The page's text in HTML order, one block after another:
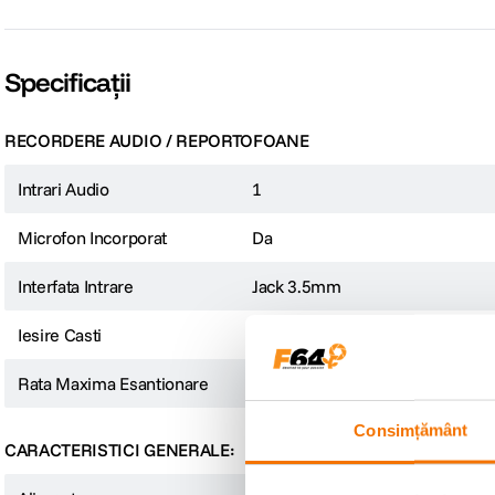
Consimțământ
Specificații
RECORDERE AUDIO / REPORTOFOANE
Intrari Audio 1
Microfon Incorporat Da
Interfata Intrare Jack 3.5mm
Iesire Casti
Rata Maxima Esantionare
CARACTERISTICI GENERALE: